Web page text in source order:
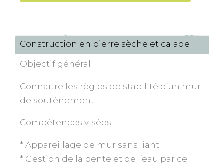
Construction en pierre sèche et calade
Objectif général
Connaitre les règles de stabilité d’un mur
de soutènement.
Compétences visées
* Appareillage de mur sans liant
* Gestion de la pente et de l’eau par ce